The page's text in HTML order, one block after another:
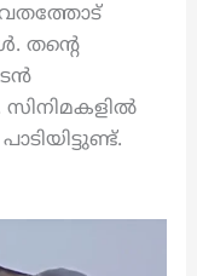
തന്റെ
സിനിമകളിൽ